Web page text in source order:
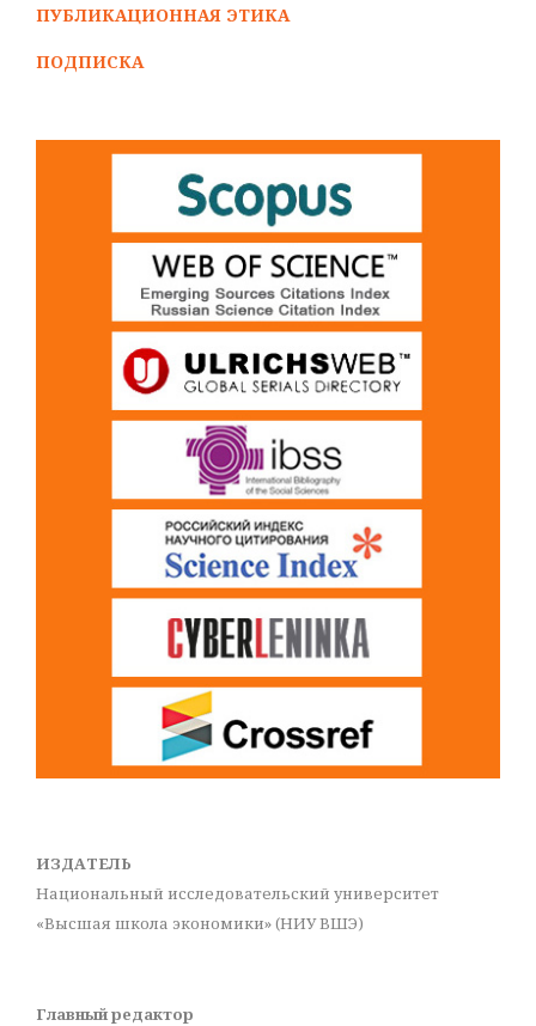
ПУБЛИКАЦИОННАЯ ЭТИКА
ПОДПИСКА
ИЗДАТЕЛЬ
Национальный исследовательский университет
«Высшая школа экономики» (НИУ ВШЭ)
Главный редактор